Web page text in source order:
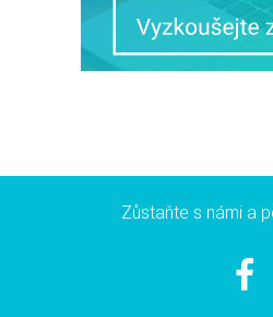
Zůstaňte s námi a